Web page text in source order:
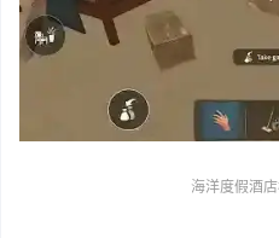
海洋度假酒